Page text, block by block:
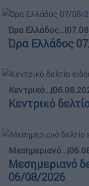
Ώρα Ελλάδος...|
Ώρα Ελλάδος
Κεντρικό...|
Κεντρικό
Μεσημεριανό...|
Μεσημεριανό
06/08/2026